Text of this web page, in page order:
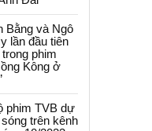
Bằng và Ngô
lần đầu tiên
phim
Kông ở
phim TVB dự
trên kênh